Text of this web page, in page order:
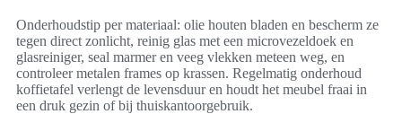
Onderhoudstip per materiaal: olie houten bladen en bescherm ze
tegen direct zonlicht, reinig glas met een microvezeldoek en
glasreiniger, seal marmer en veeg vlekken meteen weg, en
controleer metalen frames op krassen. Regelmatig onderhoud
koffietafel verlengt de levensduur en houdt het meubel fraai in
een druk gezin of bij thuiskantoorgebruik.